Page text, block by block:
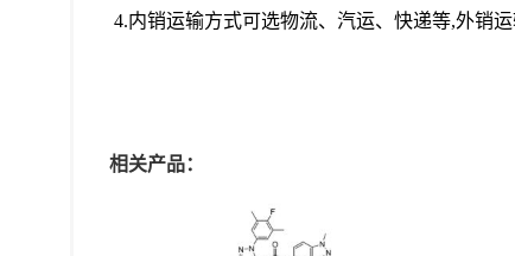
4.内销运输方式可选物流、汽运、快递等,外销
相关产品：